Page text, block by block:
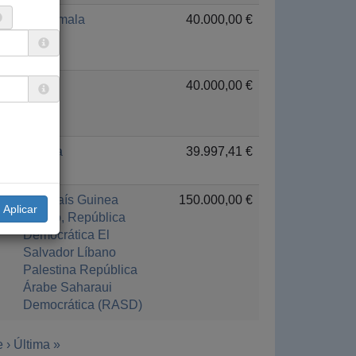
Guatemala 40.000,00 €
Níger 40.000,00 €
Etiopía 39.997,41 €
Multipaís Guinea
Congo, República
Democrática El
Salvador
Líbano
Palestina República
Árabe Saharaui
Democrática (RASD)
150.000,00 €
› Última »